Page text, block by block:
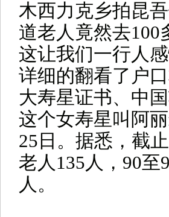
木西力克乡拍昆
道老人竟然去100
这让我们一行人
详细的翻看了户
大寿星证书、中
这个女寿星叫阿
25日。据悉，截
老人135人，90至
人。